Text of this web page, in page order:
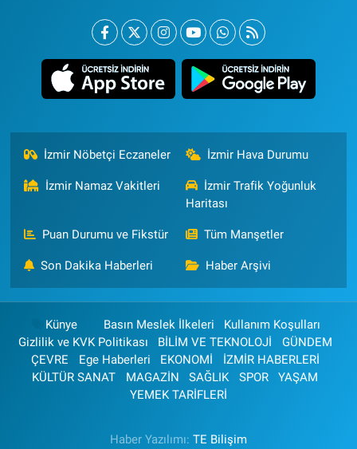
İzmir Nöbetçi Eczaneler İzmir Hava Durumu
İzmir Namaz Vakitleri
İzmir Trafik Yoğunluk
Haritası
Puan Durumu ve Fikstür Tüm Manşetler
Son Dakika Haberleri Haber Arşivi
Künye Basın Meslek İlkeleri
Kullanım Koşulları
Gizlilik ve KVK Politikası
BİLİM VE TEKNOLOJİ
GÜNDEM
ÇEVRE
Ege Haberleri EKONOMİ
İZMİR HABERLERİ
KÜLTÜR SANAT
MAGAZİN SAĞLIK SPOR
YAŞAM
YEMEK TARİFLERİ
Haber Yazılımı: TE Bilişim